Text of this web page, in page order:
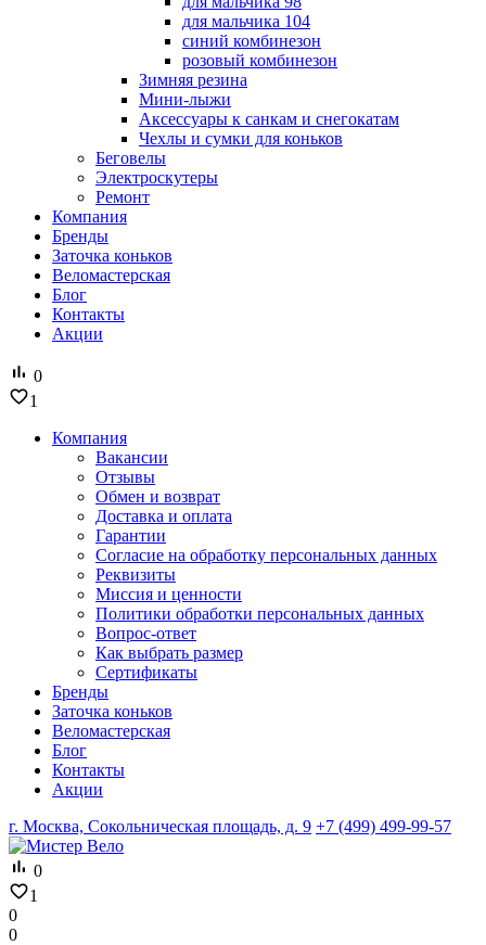
для мальчика 104
синий комбинезон
розовый комбинезон
Зимняя резина
Мини-лыжи
Аксессуары к санкам и снегокатам
Чехлы и сумки для коньков
Беговелы
Электроскутеры
Ремонт
Компания
Бренды
Заточка коньков
Веломастерская
Блог
Контакты
Акции
0
1
Компания
Вакансии
Отзывы
Обмен и возврат
Доставка и оплата
Гарантии
Согласие на обработку персональных данных
Реквизиты
Миссия и ценности
Политики обработки персональных данных
Вопрос-ответ
Как выбрать размер
Сертификаты
Бренды
Заточка коньков
Веломастерская
Блог
Контакты
Акции
г. Москва, Сокольническая площадь, д. 9 +7 (499) 499-99-57
0
1
0
0